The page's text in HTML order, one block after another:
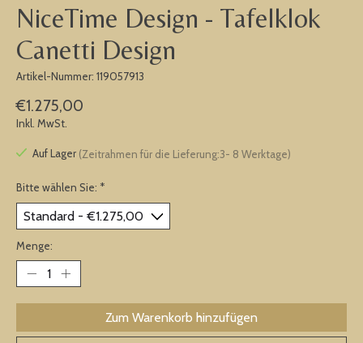
NiceTime Design - Tafelklok
Canetti Design
Artikel-Nummer: 119057913
€1.275,00
Inkl. MwSt.
Auf Lager (Zeitrahmen für die Lieferung:3- 8 Werktage)
Bitte wählen Sie: *
Menge:
Zum Warenkorb hinzufügen